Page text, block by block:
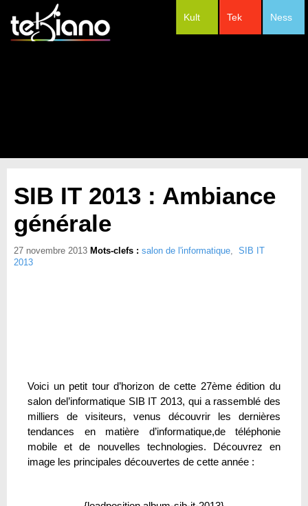
Ness
Tek
Kult
SIB IT 2013 : Ambiance
générale
27 novembre 2013 Mots-clefs : salon de l'informatique, SIB IT
2013
Voici un petit tour d’horizon de cette 27ème édition du
salon del’informatique SIB IT 2013, qui a rassemblé des
milliers de visiteurs, venus découvrir les dernières
tendances en matière d’informatique,de téléphonie
mobile et de nouvelles technologies. Découvrez en
image les principales découvertes de cette année :